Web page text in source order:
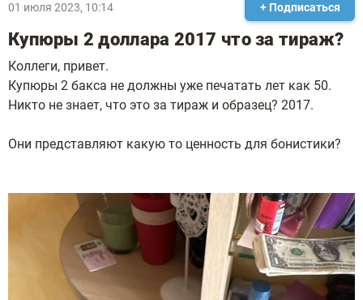
01 июля 2023, 10:14 + Подписаться
Купюры 2 доллара 2017 что за тираж?
Коллеги, привет.
Купюры 2 бакса не должны уже печатать лет как 50.
Никто не знает, что это за тираж и образец? 2017.
Они представляют какую то ценность для бонистики?